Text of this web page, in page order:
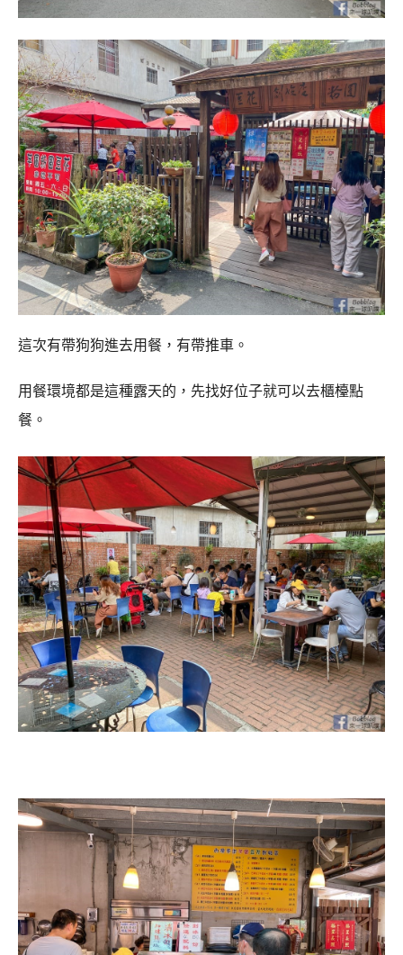
這次有帶狗狗進去用餐，有帶推車。
用餐環境都是這種露天的，先找好位子就可以去櫃檯點
餐。